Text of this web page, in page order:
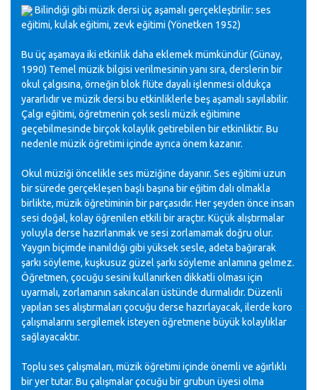
Bilindiği gibi müzik dersi üç aşamalı gerçekleştirilir: ses
eğitimi, kulak eğitimi, zevk eğitimi (Yönetken 1952)
Bu üç aşamaya iki etkinlik daha eklemek mümkündür (Günay,
1990) Temel müzik bilgisi verilmesinin yanı sıra, derslerin bir
okul çalgısına, örneğin blok flüte dayalı işlenmesi oldukça
yararlıdır ve müzik dersi bu etkinliklerle beş aşamalı sayılabilir.
Çalgı eğitimi, öğretmenin çok sesli müzik eğitimine
geçebilmesinde birçok kolaylık getirebilen bir etkinliktir. Bu
nedenle müzik öğretimi içinde ayrıca önem kazanır.
Okul müziği öncelikle ses müziğine dayanır. Ses eğitimi uzun
bir sürede gerçekleşen başlı başına bir eğitim dalı olmakla
birlikte, müzik öğretiminin bir parçasıdır. Her şeyden önce insan
sesi doğal, kolay öğrenilen etkili bir araçtır. Küçük alıştırmalar
yoluyla derse hazırlanmak ve sesi zorlamamak doğru olur.
Yaygın biçimde inanıldığı gibi yüksek sesle, adeta bağırarak
şarkı söyleme, kuşkusuz güzel şarkı söyleme anlamına gelmez.
Öğretmen, çocuğu sesini kullanırken dikkatli olması için
uyarmalı, zorlamanın sakıncaları üstünde durmalıdır. Düzenli
yapılan ses alıştırmaları çocuğu derse hazırlayacak, ilerde koro
çalışmalarını sergilemek isteyen öğretmene büyük kolaylıklar
sağlayacaktır.
Toplu ses çalışmaları, müzik öğretimi içinde önemli ve ağırlıklı
bir yer tutar. Bu çalışmalar çocuğu bir grubun üyesi olma